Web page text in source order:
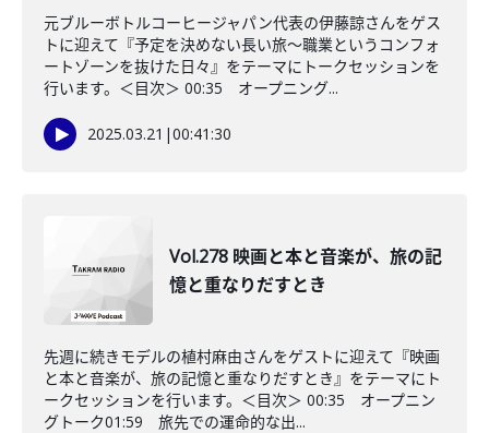
元ブルーボトルコーヒージャパン代表の伊藤諒さんをゲス
トに迎えて『予定を決めない長い旅〜職業というコンフォ
ートゾーンを抜けた日々』をテーマにトークセッションを
行います。＜目次＞ 00:35 オープニング...
2025.03.21 |00:41:30
Vol.278 映画と本と音楽が、旅の記
憶と重なりだすとき
先週に続きモデルの植村麻由さんをゲストに迎えて『映画
と本と音楽が、旅の記憶と重なりだすとき』をテーマにト
ークセッションを行います。＜目次＞ 00:35 オープニン
グトーク01:59 旅先での運命的な出...